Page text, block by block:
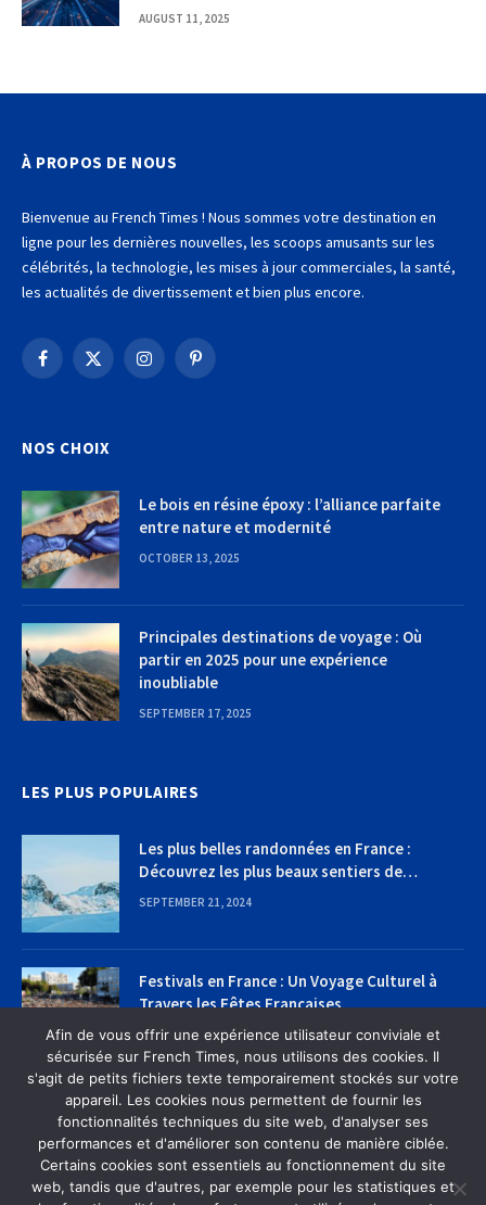
AUGUST 11, 2025
À PROPOS DE NOUS
Bienvenue au French Times ! Nous sommes votre destination en
ligne pour les dernières nouvelles, les scoops amusants sur les
célébrités, la technologie, les mises à jour commerciales, la santé,
les actualités de divertissement et bien plus encore.
Facebook
X
InstagramPinterest
NOS CHOIX
Le bois en résine époxy : l’alliance parfaite
entre nature et modernité
OCTOBER 13, 2025
Principales destinations de voyage : Où
partir en 2025 pour une expérience
inoubliable
SEPTEMBER 17, 2025
LES PLUS POPULAIRES
Les plus belles randonnées en France :
Découvrez les plus beaux sentiers de
randonnée
SEPTEMBER 21, 2024
Festivals en France : Un Voyage Culturel à
Travers les Fêtes Françaises
SEPTEMBER 22, 2024
MAISON À PROPOS DE NOUS CONTACTEZ-NOUS
Afin de vous offrir une expérience utilisateur conviviale et
sécurisée sur French Times, nous utilisons des cookies. Il
s'agit de petits fichiers texte temporairement stockés sur votre
appareil. Les cookies nous permettent de fournir les
fonctionnalités techniques du site web, d'analyser ses
performances et d'améliorer son contenu de manière ciblée.
Certains cookies sont essentiels au fonctionnement du site
web, tandis que d'autres, par exemple pour les statistiques et